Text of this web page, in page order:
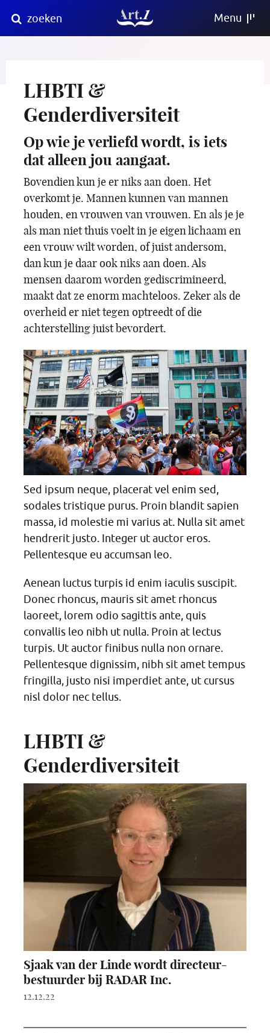
naar
content
zoeken Menu
LHBTI &
Genderdiversiteit
Op wie je verliefd wordt, is iets
dat alleen jou aangaat.
Bovendien kun je er niks aan doen. Het
overkomt je. Mannen kunnen van mannen
houden, en vrouwen van vrouwen. En als je je
als man niet thuis voelt in je eigen lichaam en
een vrouw wilt worden, of juist andersom,
dan kun je daar ook niks aan doen. Als
mensen daarom worden gediscrimineerd,
maakt dat ze enorm machteloos. Zeker als de
overheid er niet tegen optreedt of die
achterstelling juist bevordert.
Sed ipsum neque, placerat vel enim sed,
sodales tristique purus. Proin blandit sapien
massa, id molestie mi varius at. Nulla sit amet
hendrerit justo. Integer ut auctor eros.
Pellentesque eu accumsan leo.
Aenean luctus turpis id enim iaculis suscipit.
Donec rhoncus, mauris sit amet rhoncus
laoreet, lorem odio sagittis ante, quis
convallis leo nibh ut nulla. Proin at lectus
turpis. Ut auctor finibus nulla non ornare.
Pellentesque dignissim, nibh sit amet tempus
fringilla, justo nisi imperdiet ante, ut cursus
nisl dolor nec tellus.
LHBTI &
Genderdiversiteit
Sjaak van der Linde wordt directeur-
bestuurder bij RADAR Inc.
12.12.22